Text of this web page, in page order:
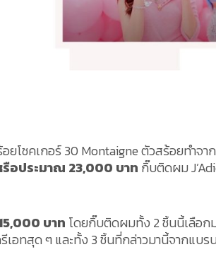
ยโชคเกอร์ 30 Montaigne ตัวสร้อยทำจาก
รือประมาณ 23,000 บาท กิ๊บติดผม
บาท โดยกิ๊บติดผมทั้ง 2 ชิ้นนี้เลือก
อทสุด ๆ และทั้ง 3 ชิ้นที่กล่าวมานี้จากแบร